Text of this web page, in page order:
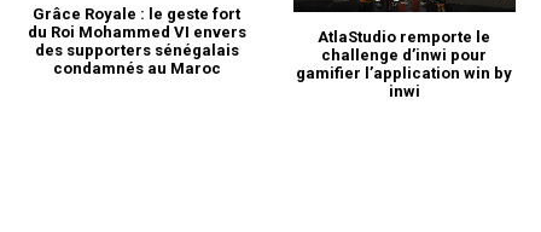
Grâce Royale : le geste fort
du Roi Mohammed VI envers
des supporters sénégalais
condamnés au Maroc
AtlaStudio remporte le
challenge d’inwi pour
gamifier l’application win by
inwi